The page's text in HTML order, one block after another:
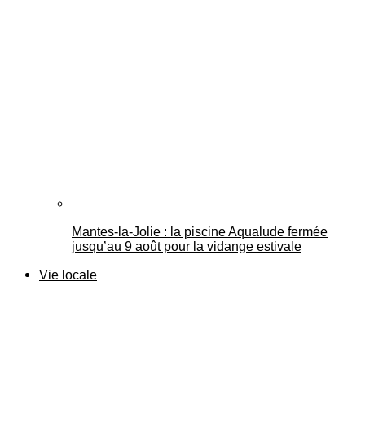
Mantes-la-Jolie : la piscine Aqualude fermée
jusqu’au 9 août pour la vidange estivale
Vie locale